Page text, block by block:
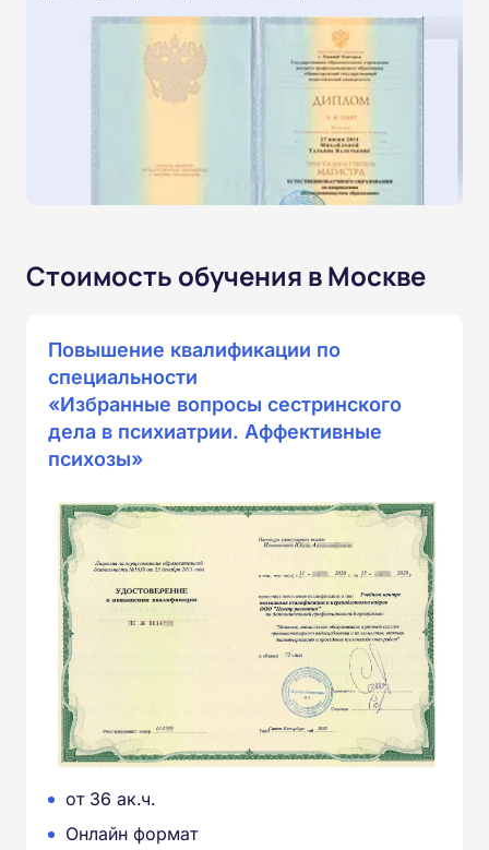
Стоимость обучения в Москве
Повышение квалификации по
специальности
«Избранные вопросы сестринского
дела в психиатрии. Аффективные
психозы»
от 36 ак.ч.
Онлайн формат